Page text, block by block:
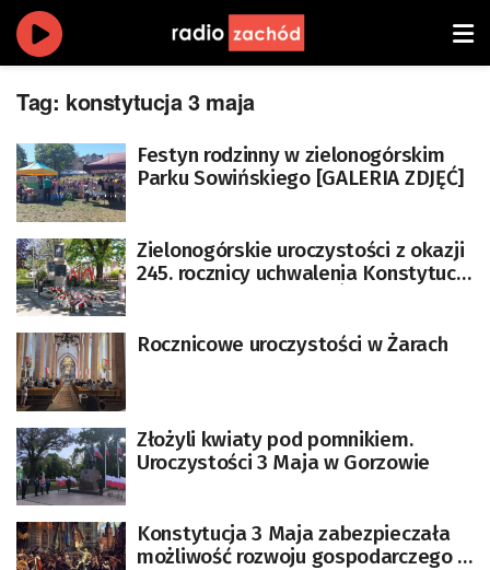
Tag: konstytucja 3 maja
Festyn rodzinny w zielonogórskim
Parku Sowińskiego [GALERIA ZDJĘĆ]
Zielonogórskie uroczystości z okazji
245. rocznicy uchwalenia Konstytucji
Rocznicowe uroczystości w Żarach
Złożyli kwiaty pod pomnikiem.
Uroczystości 3 Maja w Gorzowie
Konstytucja 3 Maja zabezpieczała
możliwość rozwoju gospodarczego i